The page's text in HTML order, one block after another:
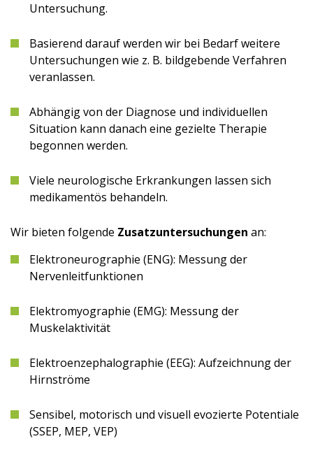
Untersuchung.
Basierend darauf werden wir bei Bedarf weitere
Untersuchungen wie z. B. bildgebende Verfahren
veranlassen.
Abhängig von der Diagnose und individuellen
Situation kann danach eine gezielte Therapie
begonnen werden.
Viele neurologische Erkrankungen lassen sich
medikamentös behandeln.
Wir bieten folgende Zusatzuntersuchungen an:
Elektroneurographie (ENG): Messung der
Nervenleitfunktionen
Elektromyographie (EMG): Messung der
Muskelaktivität
Elektroenzephalographie (EEG): Aufzeichnung der
Hirnströme
Sensibel, motorisch und visuell evozierte Potentiale
(SSEP, MEP, VEP)